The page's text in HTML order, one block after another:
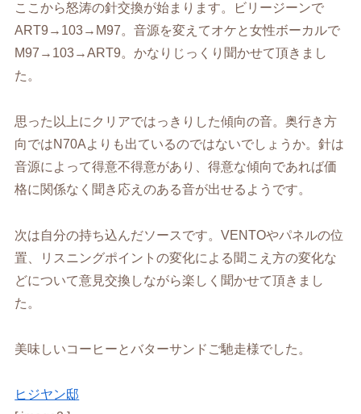
ここから怒涛の針交換が始まります。ビリージーンで
ART9→103→M97。音源を変えてオケと女性ボーカルで
M97→103→ART9。かなりじっくり聞かせて頂きまし
た。
思った以上にクリアではっきりした傾向の音。奥行き方
向ではN70Aよりも出ているのではないでしょうか。針は
音源によって得意不得意があり、得意な傾向であれば価
格に関係なく聞き応えのある音が出せるようです。
次は自分の持ち込んだソースです。VENTOやパネルの位
置、リスニングポイントの変化による聞こえ方の変化な
どについて意見交換しながら楽しく聞かせて頂きまし
た。
美味しいコーヒーとバターサンドご馳走様でした。
ヒジヤン邸